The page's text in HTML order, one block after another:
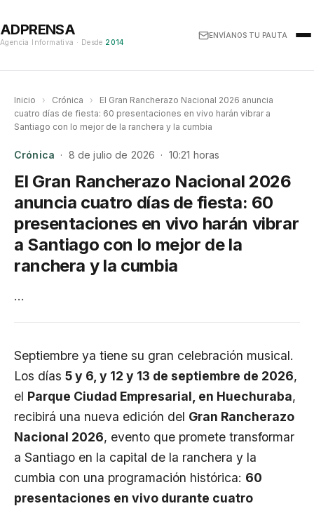
ADPRENSA
Agencia Informativa · Desde 2014
ENVÍANOS TU PAUTA
Inicio › Crónica ›
El Gran Rancherazo Nacional 2026 anuncia
cuatro días de fiesta: 60 presentaciones en vivo harán vibrar a
Santiago con lo mejor de la ranchera y la cumbia
Crónica · 8 de julio de 2026 · 10:21 horas
El Gran Rancherazo Nacional 2026
anuncia cuatro días de fiesta: 60
presentaciones en vivo harán vibrar
a Santiago con lo mejor de la
ranchera y la cumbia
…
Septiembre ya tiene su gran celebración musical.
Los días 5 y 6, y 12 y 13 de septiembre de 2026,
el Parque Ciudad Empresarial, en Huechuraba,
recibirá una nueva edición del Gran Rancherazo
Nacional 2026, evento que promete transformar
a Santiago en la capital de la ranchera y la
cumbia con una programación histórica: 60
presentaciones en vivo durante cuatro